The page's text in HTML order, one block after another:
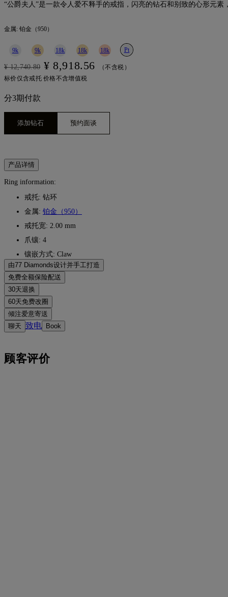
“公爵夫人”是一款令人爱不释手的戒指，闪亮的钻石和别致的心形元
金属: 铂金（950）
9k 9k 18k 18k 18k Pt
¥ 12,740.80¥ 8,918.56
（不含税）
标价仅含戒托 价格不含增值税
分3期付款
添加钻石 预约面谈
产品详情
Ring information:
戒托: 钻环
金属: 铂金（950）
戒托宽: 2.00 mm
爪镶: 4
镶嵌方式: Claw
由77 Diamonds设计并手工打造
匠心工艺，一件一作。由77 Diamonds大师级珠宝匠将您的想
免费全额保险配送
无论您住在哪里，所有邮费都是免费的。我们将通过联邦快
避免在递送过程中出现任何问题。对于某些高价值物品，我
内退货或换货。
30天退换
如您不完全满意，可在30天内退换商品。详情请参阅我们的
60天免费改圈
为确保完美佩戴体验，77 Diamonds 提供交付后60天内的免费
倾注爱意寄送
我们用心打造每一件珠宝。您的手工珠宝将装入标志性的黄
聊天 致电 Book
顾客评价